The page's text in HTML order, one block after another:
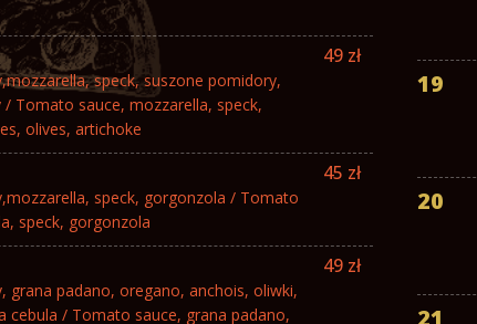
speck, suszone pomidory,
/ Tomato sauce, mozzarella, speck,
olives, artichoke
49 zł
speck, gorgonzola / Tomato
speck, gorgonzola
45 zł
grana padano, oregano, anchois, oliwki,
cebula / Tomato sauce, grana padano,
49 zł
19
20
21